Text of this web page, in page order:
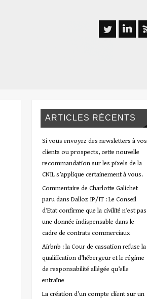
ARTICLES RÉCENTS
Si vous envoyez des newsletters à vos
clients ou prospects, cette nouvelle
recommandation sur les pixels de la
CNIL s’applique certainement à vous.
Commentaire de Charlotte Galichet
paru dans Dalloz IP/IT : Le Conseil
d’Etat confirme que la civilité n’est pas
une donnée indispensable dans le
cadre de contrats commerciaux
Airbnb : la Cour de cassation refuse la
qualification d’hébergeur et le régime
de responsabilité allégée qu’elle
entraîne
La création d’un compte client sur un